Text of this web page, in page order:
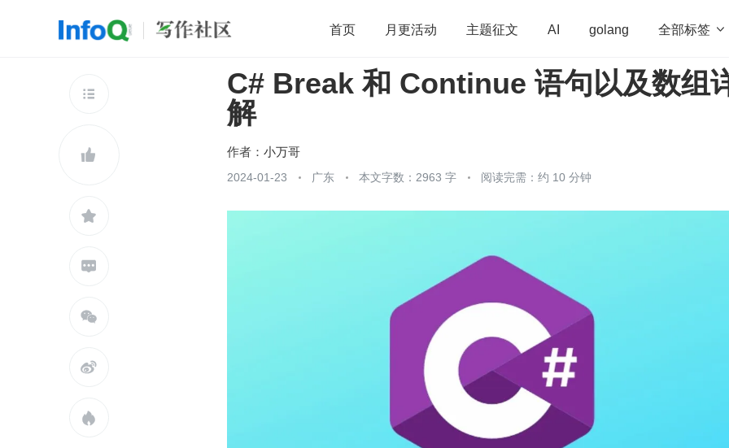
首页 月更活动 主题征文 AI golang 全部标签 
开源 架构 OpenHarmony 算法 学习方法 Web3.0 高
查看更多







C# Break 和 Continue 语句以及数组
解
作者： 小万哥
2024-01-23 广东 本文字数：2963 字 阅读完需：约 10 分钟